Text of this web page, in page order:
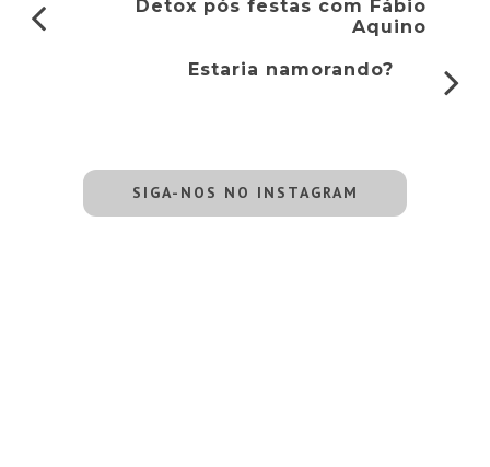
Detox pós festas com Fábio
Aquino
Estaria namorando?
SIGA-NOS NO INSTAGRAM